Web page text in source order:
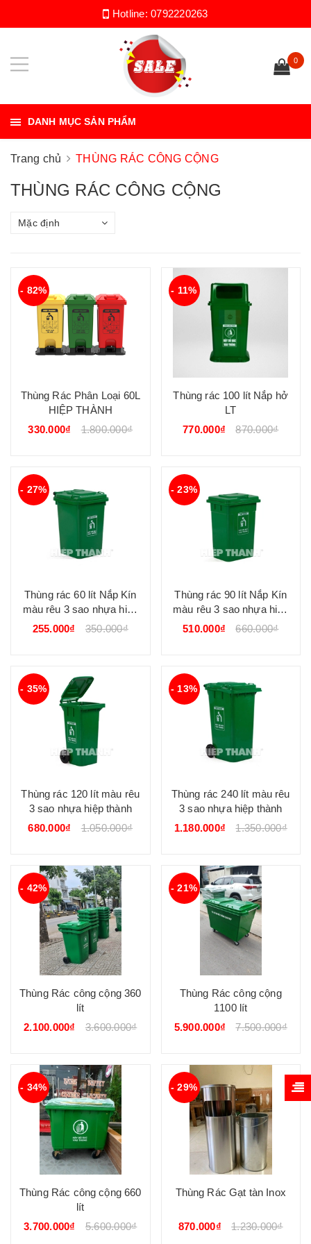
Hotline:0792220263
0
DANH MỤC SẢN PHẨM
Trang chủ THÙNG RÁC CÔNG CỘNG
THÙNG RÁC CÔNG CỘNG
Mặc định
- 82%
Thùng Rác Phân Loại 60L
HIỆP THÀNH
330.000₫
1.800.000₫
- 11%
Thùng rác 100 lít Nắp hở
LT
770.000₫
870.000₫
- 27%
Thùng rác 60 lít Nắp Kín
màu rêu 3 sao nhựa hiệp
thành
255.000₫ 350.000₫
- 23%
Thùng rác 90 lít Nắp Kín
màu rêu 3 sao nhựa hiệp
thành
510.000₫ 660.000₫
- 35%
Thùng rác 120 lít màu rêu
3 sao nhựa hiệp thành
680.000₫
1.050.000₫
- 13%
Thùng rác 240 lít màu rêu
3 sao nhựa hiệp thành
1.180.000₫
1.350.000₫
- 42%
Thùng Rác công cộng 360
lít
2.100.000₫
3.600.000₫
- 21%
Thùng Rác công cộng
1100 lít
5.900.000₫
7.500.000₫
- 34%
Thùng Rác công cộng 660
lít
3.700.000₫
5.600.000₫
- 29%
Thùng Rác Gạt tàn Inox
870.000₫ 1.230.000₫